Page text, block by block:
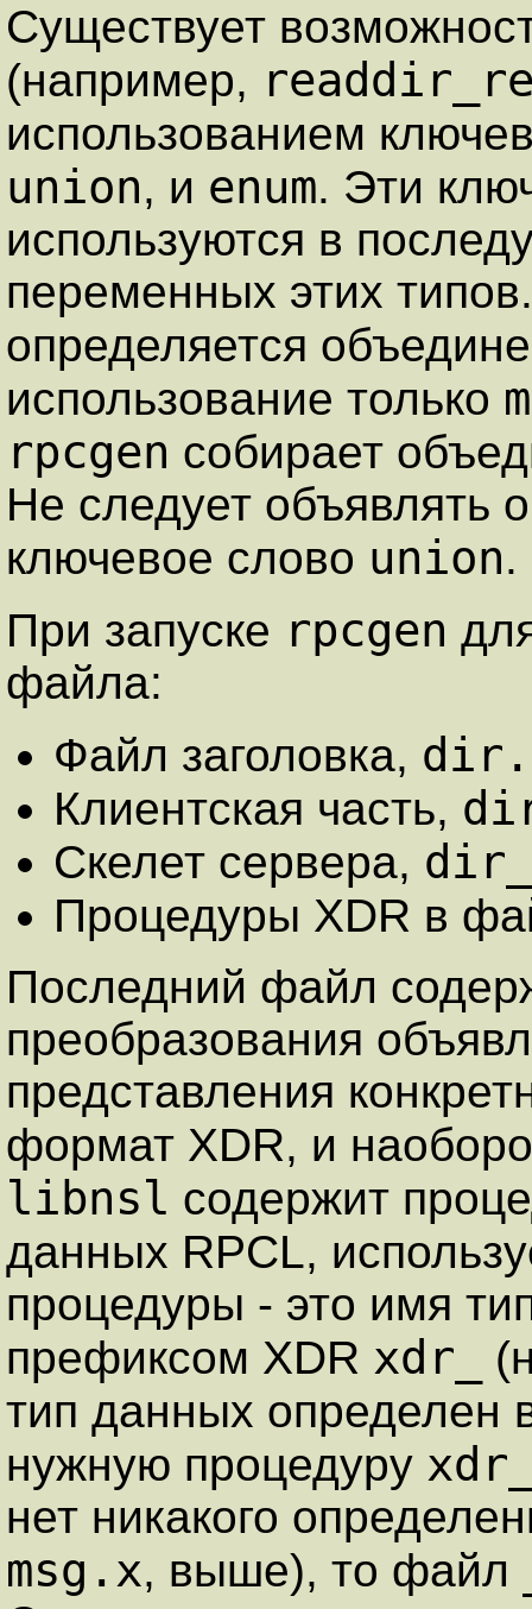
Существует
(например,
использованием
union, и enum. Эти
используются в
переменных этих
определяется
использование только
rpcgen собирает
Не следует объявлять
ключевое слово union.
При запуске rpcgen
файла:
Файл заголовка,
Клиентская часть,
Скелет сервера,
Процедуры XDR в
Последний файл
преобразования
представления
формат XDR, и
libnsl содержит
данных RPCL,
процедуры - это имя
префиксом XDR xdr_
тип данных определен
нужную процедуру
нет никакого
msg.x, выше), то файл